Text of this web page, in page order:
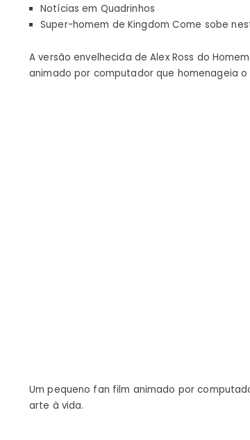
Notícias em Quadrinhos
Super-homem de Kingdom Come sobe
A versão envelhecida de Alex Ross do
animado por computador que homenageia
Um pequeno fan film animado por
arte à vida.